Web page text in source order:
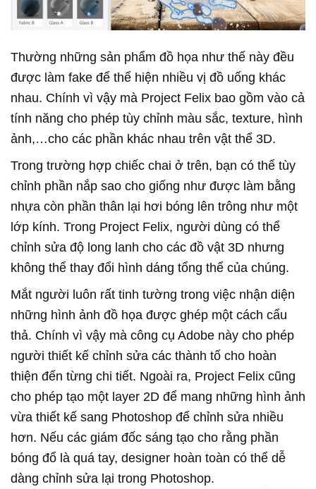
Thường những sản phẩm đồ họa như thế này đều
được làm fake để thể hiện nhiều vị đồ uống khác
nhau. Chính vì vậy mà Project Felix bao gồm vào cả
tính năng cho phép tùy chỉnh màu sắc, texture, hình
ảnh,…cho các phần khác nhau trên vật thể 3D.
Trong trường hợp chiếc chai ở trên, bạn có thể tùy
chỉnh phần nắp sao cho giống như được làm bằng
nhựa còn phần thân lại hơi bóng lên trông như một
lớp kính. Trong Project Felix, người dùng có thể
chỉnh sửa độ long lanh cho các đồ vật 3D nhưng
không thể thay đổi hình dáng tổng thể của chúng.
Mắt người luôn rất tinh tường trong việc nhận diện
những hình ảnh đồ họa được ghép một cách cẩu
thả. Chính vì vậy mà công cụ Adobe này cho phép
người thiết kế chỉnh sửa các thành tố cho hoàn
thiện đến từng chi tiết. Ngoài ra, Project Felix cũng
cho phép tạo một layer 2D để mang những hình ảnh
vừa thiết kế sang Photoshop để chỉnh sửa nhiều
hơn. Nếu các giám đốc sáng tạo cho rằng phần
bóng đổ là quá tay, designer hoàn toàn có thể dễ
dàng chỉnh sửa lại trong Photoshop.